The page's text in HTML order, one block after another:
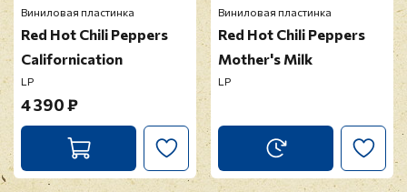
Виниловая пластинка
Red Hot Chili Peppers
Californication
LP
4 390 ₽
Виниловая пластинка
Red Hot Chili Peppers
Mother's Milk
LP